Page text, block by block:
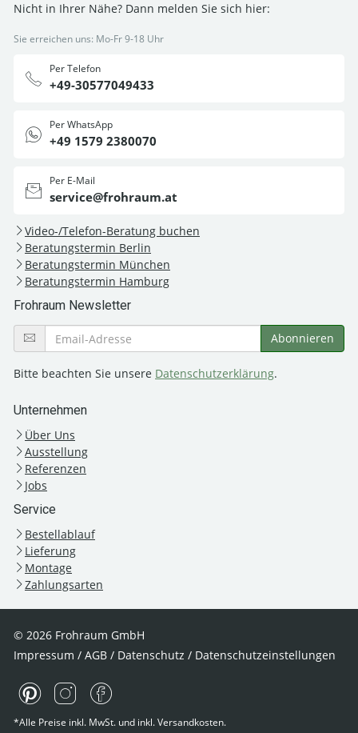
Nicht in Ihrer Nähe? Dann melden Sie sich hier:
Sie erreichen uns: Mo-Fr 9-18 Uhr
Per Telefon
+49-30577049433
Per WhatsApp
+49 1579 2380070
Per E-Mail
service@frohraum.at
Video-/Telefon-Beratung buchen
Beratungstermin Berlin
Beratungstermin München
Beratungstermin Hamburg
Frohraum Newsletter
Bitte beachten Sie unsere Datenschutzerklärung.
Unternehmen
Über Uns
Ausstellung
Referenzen
Jobs
Service
Bestellablauf
Lieferung
Montage
Zahlungsarten
© 2026 Frohraum GmbH
Impressum / AGB / Datenschutz / Datenschutzeinstellungen
*Alle Preise inkl. MwSt. und inkl. Versandkosten.